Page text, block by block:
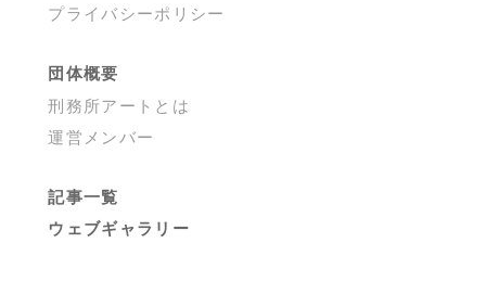
プライバシーポリシー
団体概要
刑務所アートとは
運営メンバー
記事一覧
ウェブギャラリー